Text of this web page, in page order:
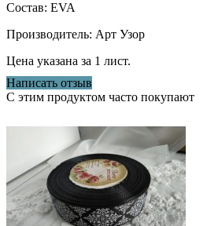
Состав: EVA
Производитель: Арт Узор
Цена указана за 1 лист.
Написать отзыв
С этим продуктом часто покупают